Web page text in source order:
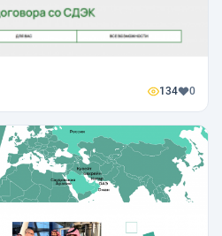
134 0